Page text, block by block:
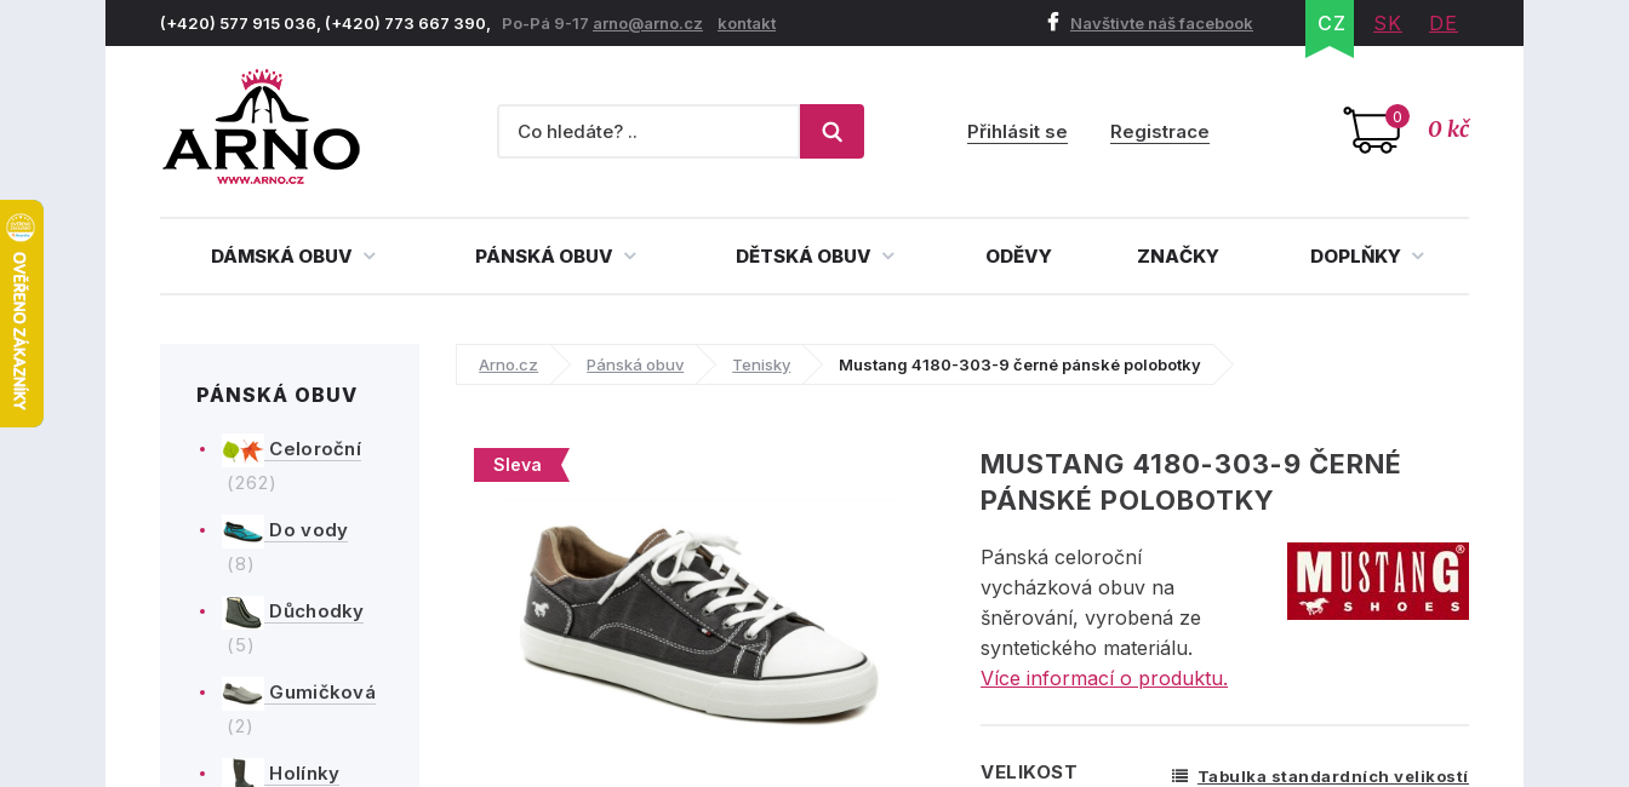
(+420) 577 915 036, (+420) 773 667 390, Po-Pá 9-17 arno@arno.cz kontakt Navštivte náš facebook CZ SK DE
0 0 kč
Přihlásit se Registrace
DÁMSKÁ OBUV PÁNSKÁ OBUV DĚTSKÁ OBUV ODĚVY ZNAČKY DOPLŇKY
PÁNSKÁ OBUV
Celoroční
(262)
Do vody
(8)
Důchodky
(5)
Gumičková
(2)
Holínky
Arno.cz Pánská obuv Tenisky Mustang 4180-303-9 černé pánské polobotky
Sleva
MUSTANG 4180-303-9 ČERNÉ
PÁNSKÉ POLOBOTKY
Pánská celoroční
vycházková obuv na
šněrování, vyrobená ze
syntetického materiálu.
Více informací o produktu.
VELIKOST Tabulka standardních velikostí